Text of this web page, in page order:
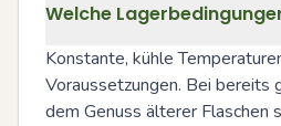
Welche
Konstante, kühle
Voraussetzungen. Bei bereits
dem Genuss älterer Flaschen